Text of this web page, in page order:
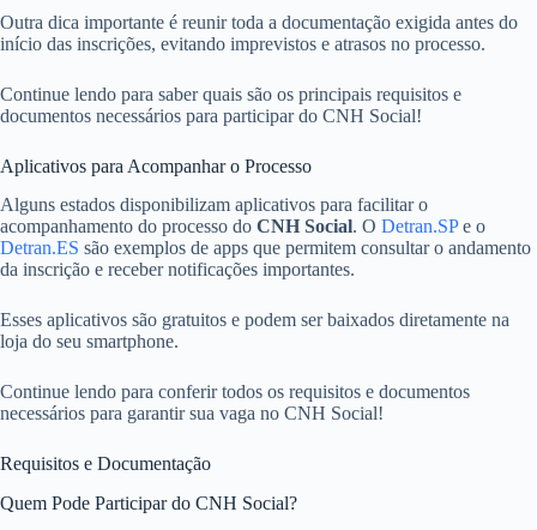
Outra dica importante é reunir toda a documentação exigida antes do
início das inscrições, evitando imprevistos e atrasos no processo.
Continue lendo para saber quais são os principais requisitos e
documentos necessários para participar do CNH Social!
Aplicativos para Acompanhar o Processo
Alguns estados disponibilizam aplicativos para facilitar o
acompanhamento do processo do CNH Social. O Detran.SPe o
Detran.ES são exemplos de apps que permitem consultar o andamento
da inscrição e receber notificações importantes.
Esses aplicativos são gratuitos e podem ser baixados diretamente na
loja do seu smartphone.
Continue lendo para conferir todos os requisitos e documentos
necessários para garantir sua vaga no CNH Social!
Requisitos e Documentação
Quem Pode Participar do CNH Social?